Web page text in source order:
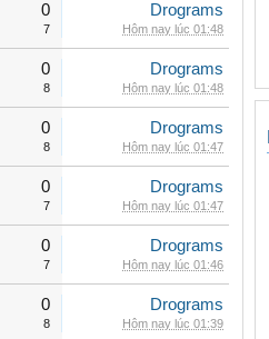
0
7
Drograms
Hôm nay lúc 01:48
0
8
Drograms
Hôm nay lúc 01:48
0
8
Drograms
Hôm nay lúc 01:47
0
7
Drograms
Hôm nay lúc 01:47
0
7
Drograms
Hôm nay lúc 01:46
0
8
Drograms
Hôm nay lúc 01:39